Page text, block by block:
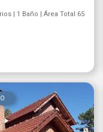
| 1 Baño | Área Total 65